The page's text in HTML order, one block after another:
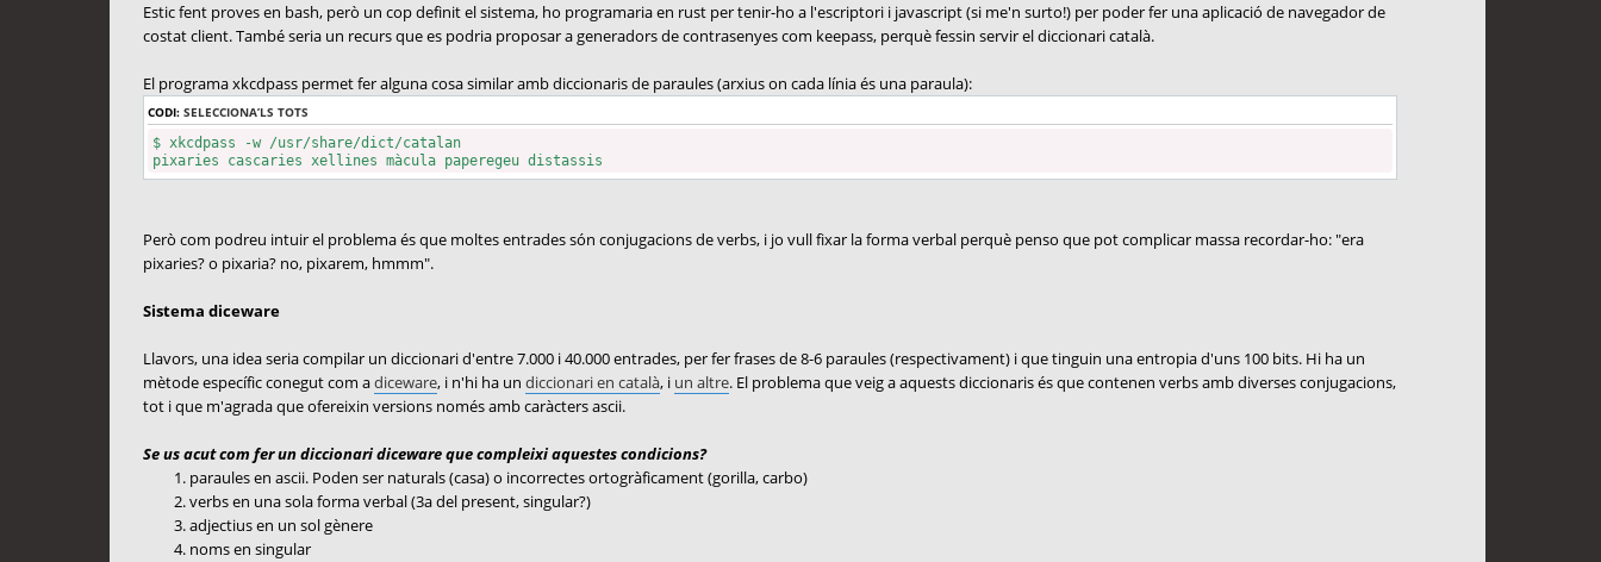
Estic fent proves en bash, però un cop definit el sistema, ho programaria en rust per tenir-ho a l'escriptori i javascript (si me'n surto!) per poder fer una aplicació de navegador de
costat client. També seria un recurs que es podria proposar a generadors de contrasenyes com keepass, perquè fessin servir el diccionari català.
El programa xkcdpass permet fer alguna cosa similar amb diccionaris de paraules (arxius on cada línia és una paraula):
CODI: SELECCIONA’LS TOTS
$ xkcdpass -w /usr/share/dict/catalan
pixaries cascaries xellines màcula paperegeu distassis
Però com podreu intuir el problema és que moltes entrades són conjugacions de verbs, i jo vull fixar la forma verbal perquè penso que pot complicar massa recordar-ho: "era
pixaries? o pixaria? no, pixarem, hmmm".
Sistema diceware
Llavors, una idea seria compilar un diccionari d'entre 7.000 i 40.000 entrades, per fer frases de 8-6 paraules (respectivament) i que tinguin una entropia d'uns 100 bits. Hi ha un
mètode específic conegut com adiceware, i n'hi ha un diccionari en català, i un altre. El problema que veig a aquests diccionaris és que contenen verbs amb diverses conjugacions,
tot i que m'agrada que ofereixin versions només amb caràcters ascii.
Se us acut com fer un diccionari diceware que compleixi aquestes condicions?
paraules en ascii. Poden ser naturals (casa) o incorrectes ortogràficament (gorilla, carbo)
verbs en una sola forma verbal (3a del present, singular?)
adjectius en un sol gènere
noms en singular